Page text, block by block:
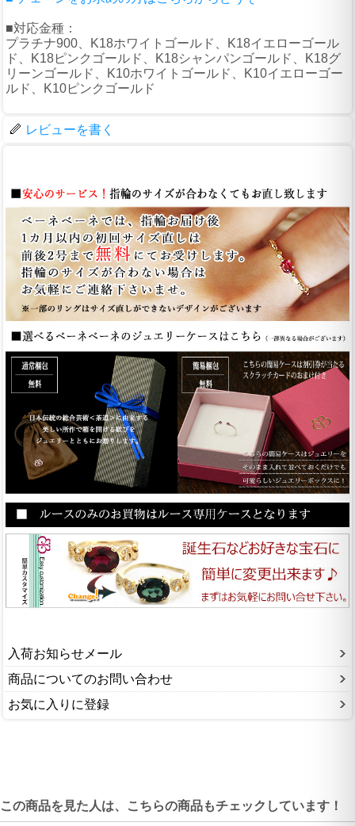
■対応金種：
プラチナ900、K18ホワイトゴールド、K18イエローゴール
ド、K18ピンクゴールド、K18シャンパンゴールド、K18グ
リーンゴールド、K10ホワイトゴールド、K10イエローゴー
ルド、K10ピンクゴールド
レビューを書く
入荷お知らせメール
商品についてのお問い合わせ
お気に入りに登録
この商品を見た人は、こちらの商品もチェックしています！